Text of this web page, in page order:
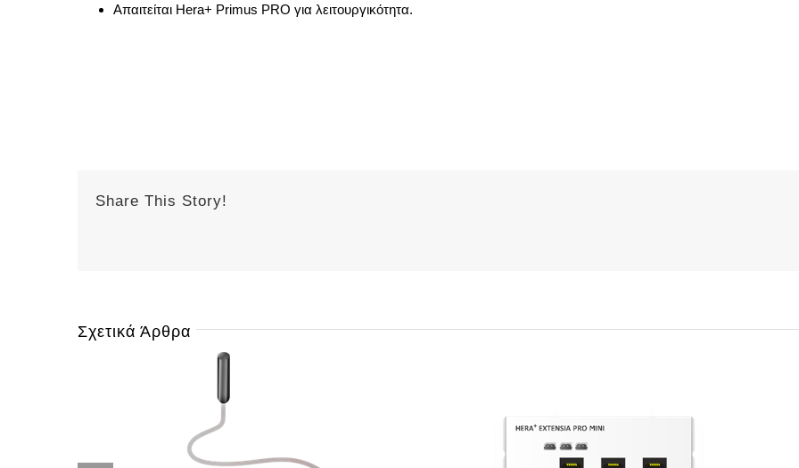
Απαιτείται Hera+ Primus PRO για λειτουργικότητα.
Share This Story!
Σχετικά Άρθρα